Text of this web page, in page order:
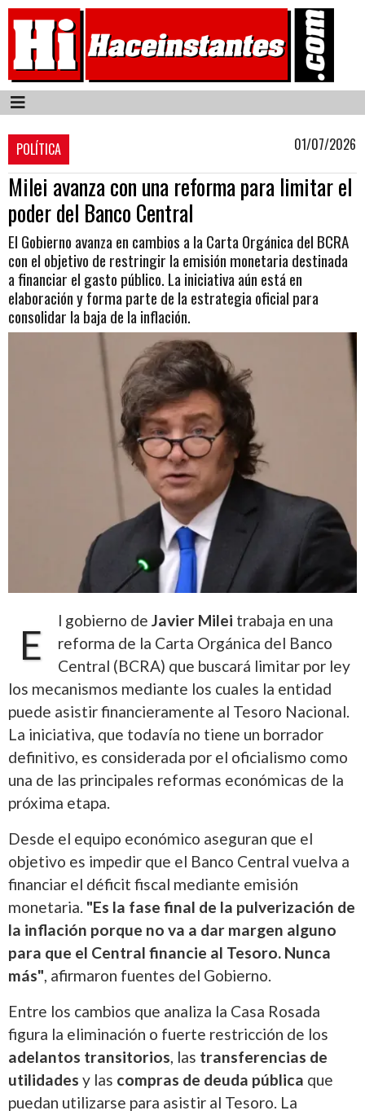
POLÍTICA 01/07/2026
Milei avanza con una reforma para limitar el
poder del Banco Central
El Gobierno avanza en cambios a la Carta Orgánica del BCRA
con el objetivo de restringir la emisión monetaria destinada
a financiar el gasto público. La iniciativa aún está en
elaboración y forma parte de la estrategia oficial para
consolidar la baja de la inflación.
E
l gobierno de Javier Milei trabaja en una
reforma de la Carta Orgánica del Banco
Central (BCRA) que buscará limitar por ley
los mecanismos mediante los cuales la entidad
puede asistir financieramente al Tesoro Nacional.
La iniciativa, que todavía no tiene un borrador
definitivo, es considerada por el oficialismo como
una de las principales reformas económicas de la
próxima etapa.
Desde el equipo económico aseguran que el
objetivo es impedir que el Banco Central vuelva a
financiar el déficit fiscal mediante emisión
monetaria. "Es la fase final de la pulverización de
la inflación porque no va a dar margen alguno
para que el Central financie al Tesoro. Nunca
más", afirmaron fuentes del Gobierno.
Entre los cambios que analiza la Casa Rosada
figura la eliminación o fuerte restricción de los
adelantos transitorios, las transferencias de
utilidades y las compras de deuda pública que
puedan utilizarse para asistir al Tesoro. La